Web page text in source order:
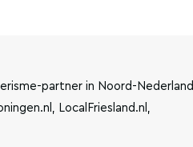
partner in Noord-Nederland
LocalFriesland.nl,